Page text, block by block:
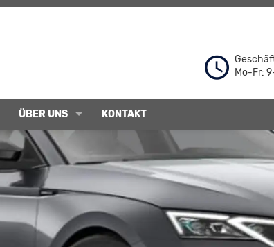
Mo-Fr:
ÜBER UNS KONTAKT